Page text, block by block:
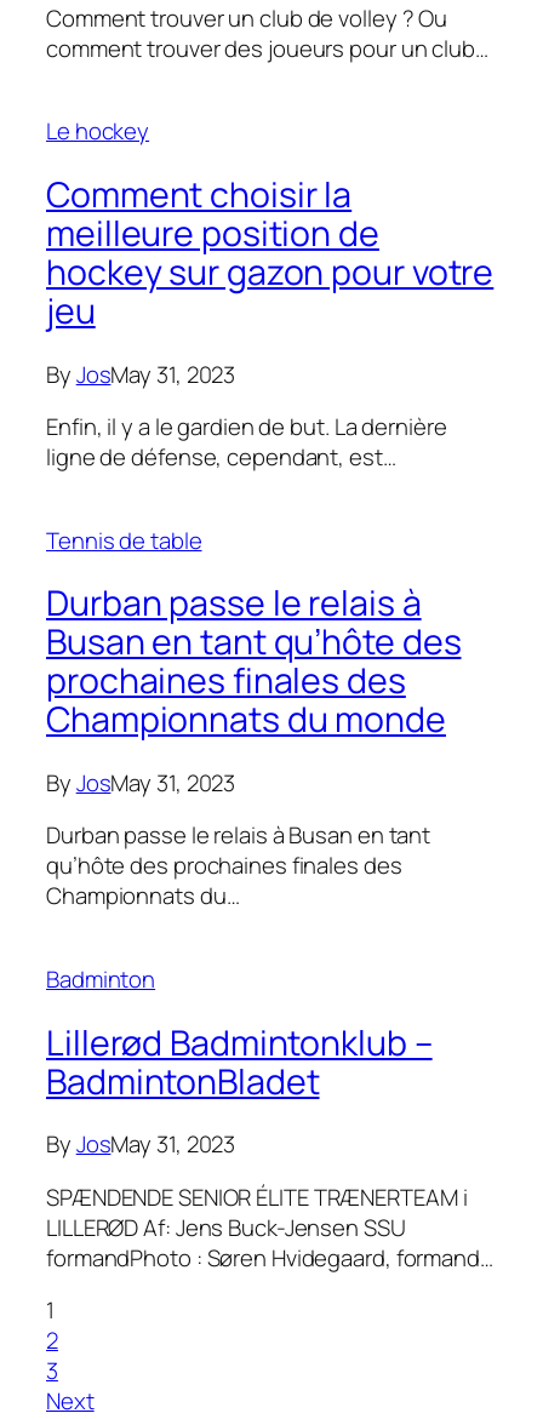
Comment trouver un club de volley ? Ou
comment trouver des joueurs pour un club…
Le hockey
Comment choisir la
meilleure position de
hockey sur gazon pour votre
jeu
ByJosMay 31, 2023
Enfin, il y a le gardien de but. La dernière
ligne de défense, cependant, est…
Tennis de table
Durban passe le relais à
Busan en tant qu’hôte des
prochaines finales des
Championnats du monde
ByJosMay 31, 2023
Durban passe le relais à Busan en tant
qu’hôte des prochaines finales des
Championnats du…
Badminton
Lillerød Badmintonklub –
BadmintonBladet
ByJosMay 31, 2023
SPÆNDENDE SENIOR ÉLITE TRÆNERTEAM i
LILLERØD Af: Jens Buck-Jensen SSU
formandPhoto : Søren Hvidegaard, formand…
1
2
3
Next